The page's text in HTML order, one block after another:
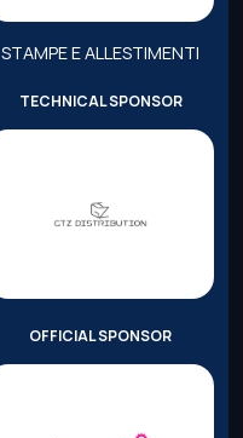
STAMPE E ALLESTIMENTI
TECHNICAL SPONSOR
OFFICIAL SPONSOR